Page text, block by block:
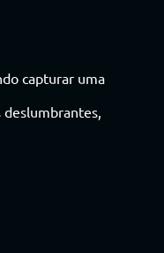
capturar uma